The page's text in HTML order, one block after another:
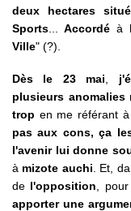
deux hectares
Sports
Accordéà
Ville" (?).
Dès le 23 mai
plusieurs anomalies
trop en me référant à
pas aux cons, ça
l'avenir lui donne
à mizote auchi . Et,
de l'opposition , pour
apporter une